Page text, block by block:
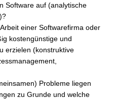
Software auf (analytische
einer Softwarefirma oder
kostengünstige und
erzielen (konstruktive
Probleme liegen
zu Grunde und welche